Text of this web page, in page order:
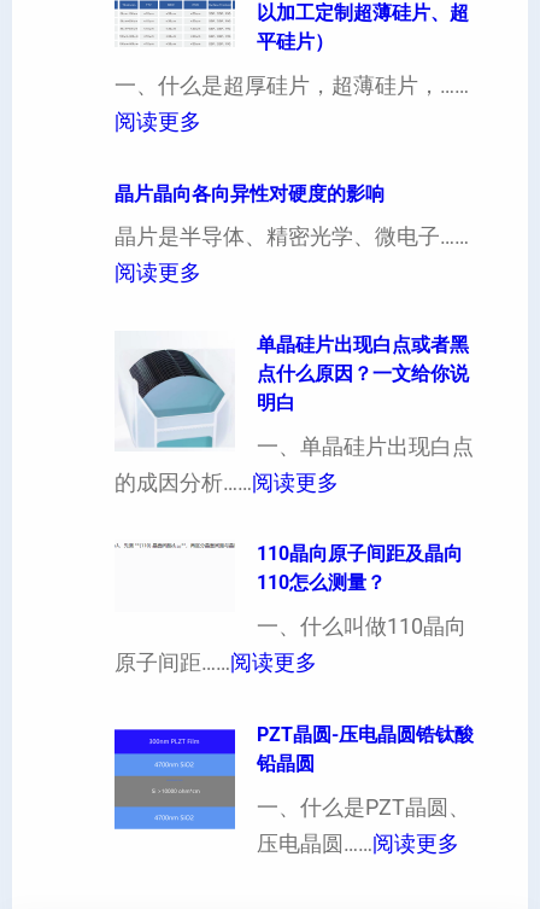
以加工定制超薄硅片、超
平硅片）
一、什么是超厚硅片，超薄硅片，……
阅读更多
寸
超
定
制
（
也
以
定
超
薄
硅
晶片晶向各向异性对硬度的影响
晶片是半导体、精密光学、微电子……
阅读更多
晶
向
各
向
度
响
单晶硅片出现白点或者黑
点什么原因？一文给你说
明白
一、单晶硅片出现白点
的成因分析……阅读更多
晶
硅
片
白
或
者
110晶向原子间距及晶向
110怎么测量？
一、什么叫做110晶向
原子间距……阅读更多
1
晶
向
PZT晶圆-压电晶圆锆钛酸
铅晶圆
一、什么是PZT晶圆、
压电晶圆……阅读更多